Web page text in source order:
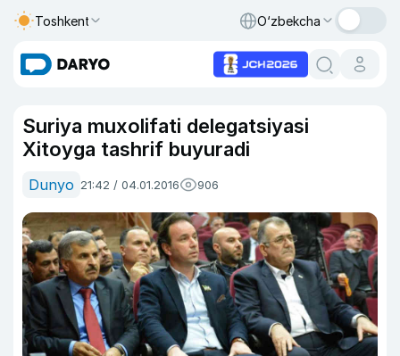
Toshkent O‘zbekcha
Suriya muxolifati delegatsiyasi
Xitoyga tashrif buyuradi
Dunyo 21:42 / 04.01.2016 906